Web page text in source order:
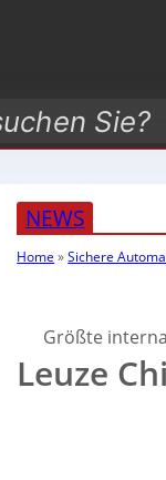
NEWS
Home »Sichere
Größte
Leuze